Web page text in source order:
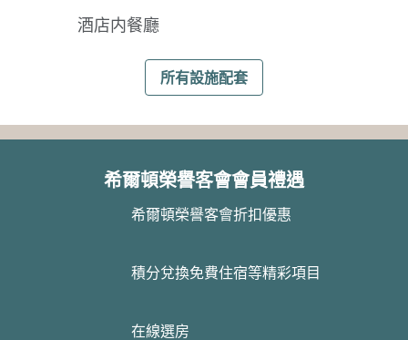
酒店内餐廳
所有設施配套
希爾頓榮譽客會會員禮遇
希爾頓榮譽客會折扣優惠
積分兌換免費住宿等精彩項目
在線選房